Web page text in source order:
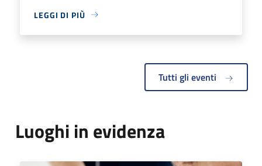
LEGGI DI PIÙ
Tutti gli eventi
Luoghi in evidenza